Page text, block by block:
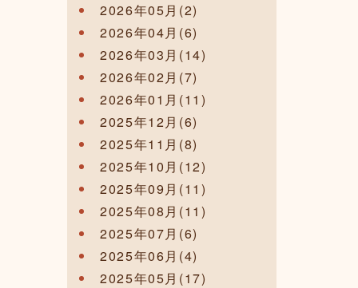
2026年05月(2)
2026年04月(6)
2026年03月(14)
2026年02月(7)
2026年01月(11)
2025年12月(6)
2025年11月(8)
2025年10月(12)
2025年09月(11)
2025年08月(11)
2025年07月(6)
2025年06月(4)
2025年05月(17)